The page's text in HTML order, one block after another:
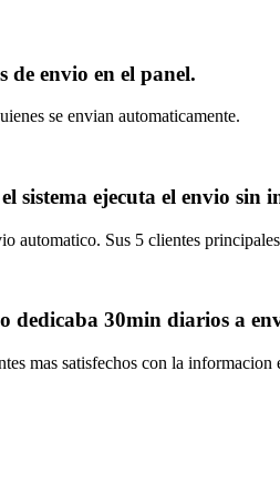
envio en el panel.
se envian automaticamente.
sistema ejecuta el envio sin
automatico. Sus 5 clientes
dedicaba 30min diarios a
mas satisfechos con la informacion